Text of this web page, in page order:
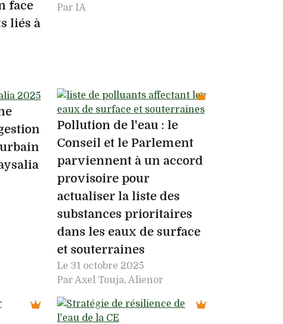
face
liés à
Par IA
Pollution de l'eau : le
Conseil et le Parlement
parviennent à un accord
provisoire pour
actualiser la liste des
substances prioritaires
dans les eaux de surface
et souterraines
Le 31 octobre 2025
Par Axel Touja, Alienor